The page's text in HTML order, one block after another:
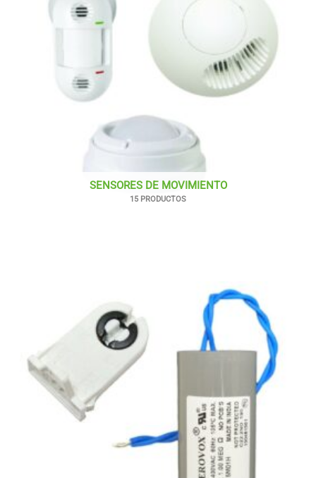
SENSORES DE MOVIMIENTO
15 PRODUCTOS